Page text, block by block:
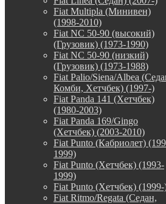
Fiat Multipla (Минивен)
(1998-2010)
Fiat NC 50-90 (высокий)
(Грузовик) (1973-1990)
Fiat NC 50-90 (низкий)
(Грузовик) (1973-1988)
Fiat Palio/Siena/Albea
Комби, Хетчбек) (1997-)
Fiat Panda 141 (Хетчбек)
(1980-2003)
Fiat Panda 169/Gingo
(Хетчбек) (2003-2010)
Fiat Punto (Кабриолет)
1999)
Fiat Punto (Хетчбек) (1993-
1999)
Fiat Punto (Хетчбек) (1999-
Fiat Ritmo/Regata (Седан,